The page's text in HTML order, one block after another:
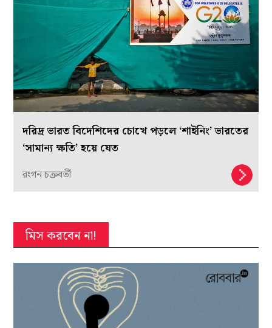
দরিদ্র ভারত বিদেশিদের চোখে পড়লে ‘শাইনিং’ ভারতের
‘সামান্য ক্ষতি’ হয়ে যেত
রংগন চক্রবর্তী
মিস করবেন না!